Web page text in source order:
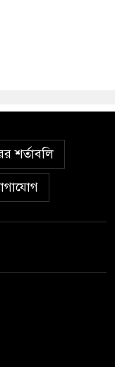
শর্তাবলি